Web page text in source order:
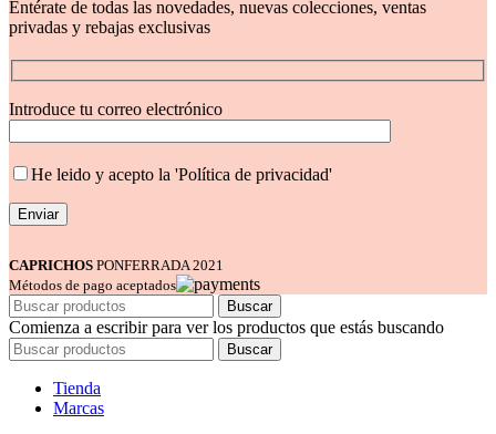
Entérate de todas las novedades, nuevas colecciones, ventas
privadas y rebajas exclusivas
Introduce tu correo electrónico
He leido y acepto la 'Política de privacidad'
CAPRICHOS PONFERRADA 2021
Métodos de pago aceptados
Buscar
Comienza a escribir para ver los productos que estás buscando
Buscar
Tienda
Marcas